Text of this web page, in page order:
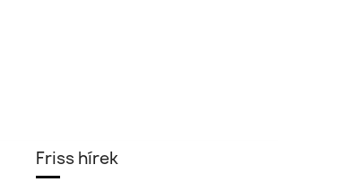
Friss hírek